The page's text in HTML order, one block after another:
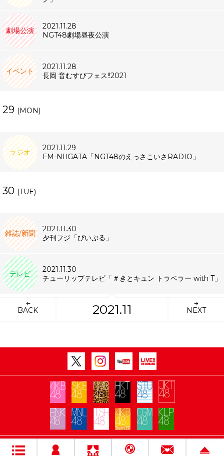
劇場公演
2021.11.28
NGT48劇場昼夜公演
イベント
2021.11.28
長岡 音むすびフェス!!2021
29 (MON)
ラジオ
2021.11.29
FM-NIIGATA「NGT48のえっさこいさRADIO」
30 (TUE)
雑誌/新聞
2021.11.30
夕刊フジ「ぴいぷる」
テレビ
2021.11.30
チューリップテレビ「＃きとキュン トラベラー with T」
BACK 2021.11 NEXT